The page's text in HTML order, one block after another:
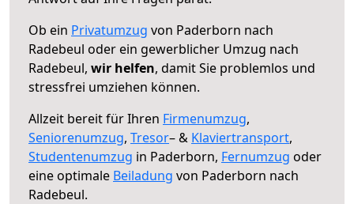
Ob ein Privatumzug von Paderborn nach
Radebeul oder ein gewerblicher Umzug nach
Radebeul, wir helfen, damit Sie problemlos und
stressfrei umziehen können.
Allzeit bereit für Ihren Firmenumzug,
Seniorenumzug, Tresor– & Klaviertransport,
Studentenumzug in Paderborn, Fernumzug oder
eine optimale Beiladung von Paderborn nach
Radebeul.